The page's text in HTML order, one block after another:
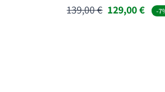
139,00€
Preis
129,00€
Preis
-